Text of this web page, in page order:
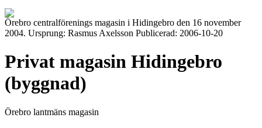
Örebro centralförenings magasin i Hidingebro den 16 november
2004. Ursprung: Rasmus Axelsson Publicerad: 2006-10-20
Privat magasin Hidingebro
(byggnad)
Örebro lantmäns magasin